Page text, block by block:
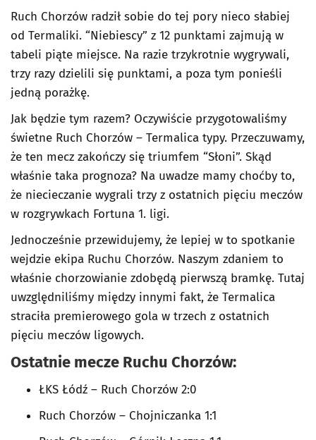
Ruch Chorzów radził sobie do tej pory nieco słabiej
od Termaliki. “Niebiescy” z 12 punktami zajmują w
tabeli piąte miejsce. Na razie trzykrotnie wygrywali,
trzy razy dzielili się punktami, a poza tym ponieśli
jedną porażkę.
Jak będzie tym razem? Oczywiście przygotowaliśmy
świetne Ruch Chorzów – Termalica typy. Przeczuwamy,
że ten mecz zakończy się triumfem “Słoni”. Skąd
właśnie taka prognoza? Na uwadze mamy choćby to,
że niecieczanie wygrali trzy z ostatnich pięciu meczów
w rozgrywkach Fortuna 1. ligi.
Jednocześnie przewidujemy, że lepiej w to spotkanie
wejdzie ekipa Ruchu Chorzów. Naszym zdaniem to
właśnie chorzowianie zdobędą pierwszą bramkę. Tutaj
uwzględniliśmy między innymi fakt, że Termalica
straciła premierowego gola w trzech z ostatnich
pięciu meczów ligowych.
Ostatnie mecze Ruchu Chorzów:
ŁKS Łódź – Ruch Chorzów 2:0
Ruch Chorzów – Chojniczanka 1:1